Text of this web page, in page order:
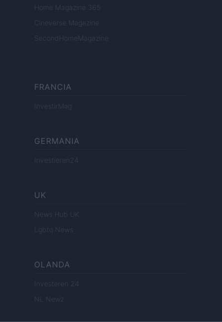
Home Magazine 365
Cineverse Magazine
SecondHomeMagazine
FRANCIA
InvestirMag
GERMANIA
Investieren24
UK
News Hub UK
Lgbtq News
OLANDA
Investeren 24
NL Newz